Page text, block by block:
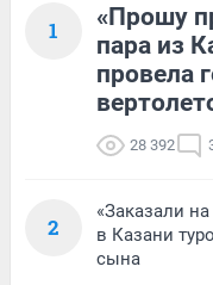
1
«Прошу
пара из
провела
28 392
2
«Заказали
в Казани
сына